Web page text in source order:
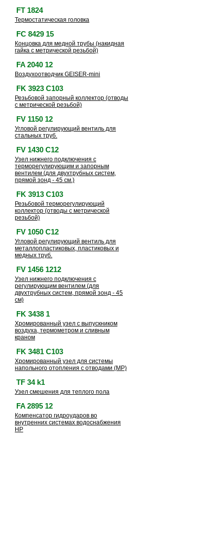
FT 1824
Термостатическая головка
FC 8429 15
Концовка для медной трубы (накидная
гайка с метрической резьбой)
FA 2040 12
Воздухоотводчик GEISER-mini
FK 3923 C103
Резьбовой запорный коллектор (отводы
с метрической резьбой)
FV 1150 12
Угловой регулирующий вентиль для
стальных труб.
FV 1430 C12
Узел нижнего подключения с
терморегулирующим и запорным
вентилем (для двухтрубных систем,
прямой зонд - 45 см.)
FK 3913 C103
Резьбовой терморегулирующий
коллектор (отводы с метрической
резьбой)
FV 1050 C12
Угловой регулирующий вентиль для
металлопластиковых, пластиковых и
медных труб.
FV 1456 1212
Узел нижнего подключения с
регулирующим вентилем (для
двухтрубных систем, прямой зонд - 45
см)
FK 3438 1
Хромированный узел с выпускником
воздуха, термометром и сливным
краном
FK 3481 C103
Хромированный узел для системы
напольного отопления с отводами (МР)
TF 34 k1
Узел смешения для теплого пола
FA 2895 12
Компенсатор гидроударов во
внутренних системах водоснабжения
НР